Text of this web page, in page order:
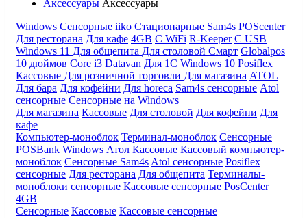
Аксессуары Аксессуары
Windows Сенсорные iiko Стационарные Sam4s POScenter
Для ресторана Для кафе 4GB С WiFi R-Keeper С USB
Windows 11 Для общепита Для столовой Смарт Globalpos
10 дюймов Core i3 Datavan Для 1С Windows 10 Posiflex
Кассовые Для розничной торговли Для магазина ATOL
Для бара Для кофейни Для horeca Sam4s сенсорные Atol
сенсорные Сенсорные на Windows
Для магазина Кассовые Для столовой Для кофейни Для
кафе
Компьютер-моноблок Терминал-моноблок Сенсорные
POSBank Windows Атол Кассовые Кассовый компьютер-
моноблок Сенсорные Sam4s Atol сенсорные Posiflex
сенсорные Для ресторана Для общепита Терминалы-
моноблоки сенсорные Кассовые сенсорные PosCenter
4GB
Сенсорные Кассовые Кассовые сенсорные